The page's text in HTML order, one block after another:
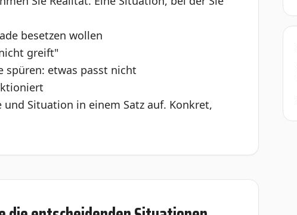
besetzen wollen
greift"
spüren: etwas passt nicht
und Situation in einem Satz auf. Konkret,